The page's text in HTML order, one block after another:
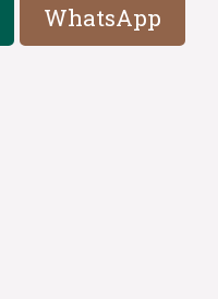
WhatsApp